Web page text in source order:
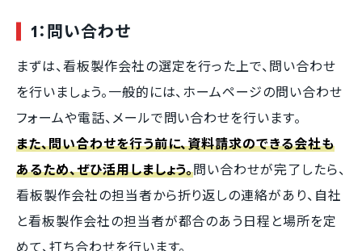
1：問い合わせ
まずは、看板製作会社の選定を行った上で、問い合わせ
を行いましょう。一般的には、ホームページの問い合わせ
フォームや電話、メールで問い合わせを行います。
また、問い合わせを行う前に、資料請求のできる会社も
あるため、ぜひ活用しましょう。問い合わせが完了したら、
看板製作会社の担当者から折り返しの連絡があり、自社
と看板製作会社の担当者が都合のあう日程と場所を定
めて、打ち合わせを行います。